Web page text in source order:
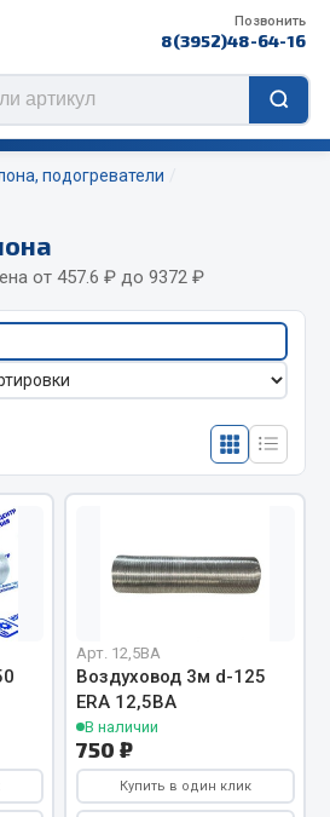
Позвонить
8(3952)48-64-16
колеса BOHU
подогреватели
отопители
подогреватели
от 457.6 ₽ до 9372 ₽
Арт. 12,5ВА
Воздуховод 3м d-125
ERA 12,5ВА
В наличии
750 ₽
Купить в один клик